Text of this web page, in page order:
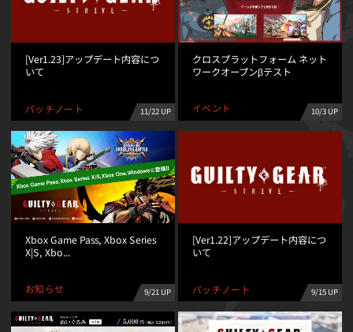
[Ver1.23]アップデート内容につ
いて
パッチノート 11/22 UP
クロスプラットフォーム ネット
ワークオープンβテスト
イベント 10/3 UP
Xbox Game Pass, Xbox Series
X|S, Xbo...
お知らせ 9/21 UP
[Ver1.22]アップデート内容につ
いて
パッチノート 9/15 UP